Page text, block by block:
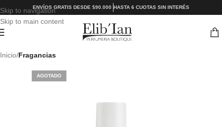
Skip to navigation
Skip to main content
ENVÍOS GRATIS DESDE $90.000 HASTA 6 CUOTAS SIN INTERÉS
Inicio Fragancias
AGOTADO